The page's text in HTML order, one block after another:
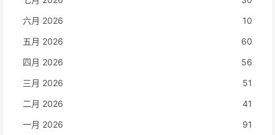
六月 2026
10
五月 2026
60
四月 2026
56
三月 2026
51
二月 2026
41
一月 2026
91